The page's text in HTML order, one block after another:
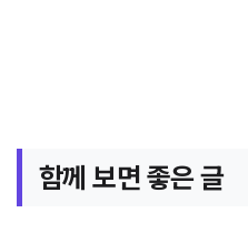
함께 보면 좋은 글